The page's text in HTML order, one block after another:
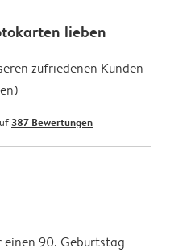
lieben
zufriedenen Kunden
387 Bewertungen
90. Geburtstag